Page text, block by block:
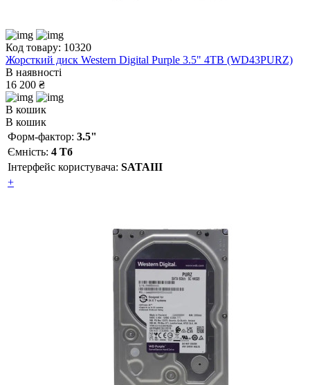
Код товару: 10320
Жорсткий диск Western Digital Purple 3.5" 4TB (WD43PURZ)
В наявності
16 200 ₴
В кошик
В кошик
Форм-фактор: 3.5"
Ємність: 4 Тб
Інтерфейс користувача: SATAIII
+